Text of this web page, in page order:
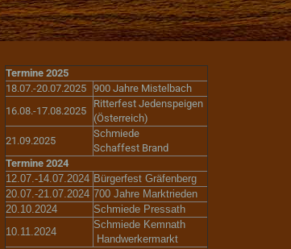
Termine 2025
18.07.-20.07.2025
900 Jahre Mistelbach
16.08.-17.08.2025
Ritterfest Jedenspeigen
(Österreich)
21.09.2025
Schmiede
Schaffest Brand
Termine 2024
12.07.-14.07.2024 Bürgerfest Gräfenberg
20.07.-21.07.2024 700 Jahre Marktrieden
20.10.2024
Schmiede Pressath
10.11.2024
Schmiede Kemnath
Handwerkermarkt